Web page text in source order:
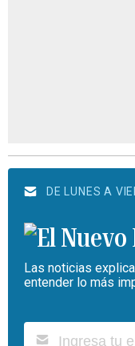
DE LUNES A
Las noticias
entender lo más